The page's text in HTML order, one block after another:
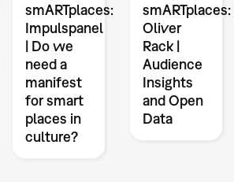
smARTplaces:
Impulspanel
| Do we
need a
manifest
for smart
places in
culture?
smARTplaces:
Oliver
Rack |
Audience
Insights
and Open
Data